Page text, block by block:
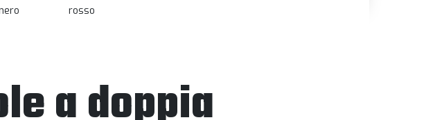
rosso
a doppia